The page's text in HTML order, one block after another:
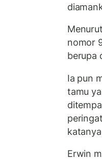
nomor
berupa
Ia pun
tamu
Erwin